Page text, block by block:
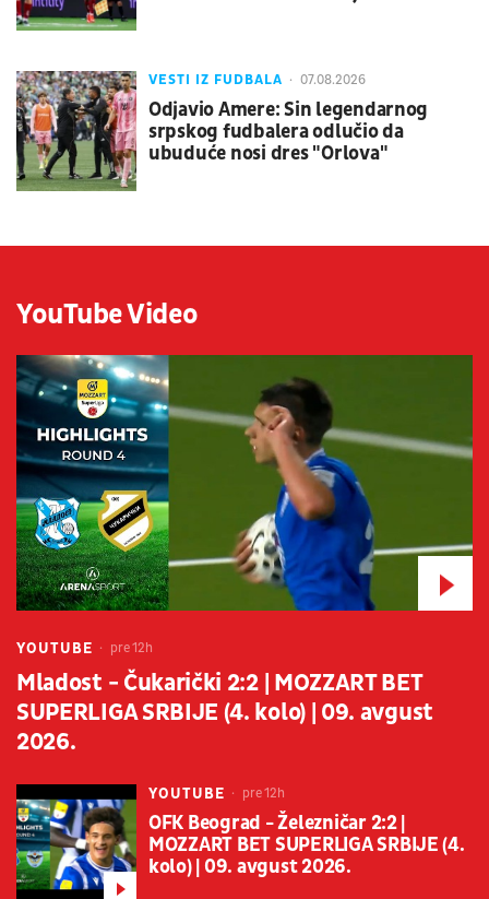
VESTI IZ FUDBALA 07.08.2026
Odjavio Amere: Sin legendarnog
srpskog fudbalera odlučio da
ubuduće nosi dres "Orlova"
YouTube Video
YOUTUBE pre 12h
Mladost - Čukarički 2:2 | MOZZART BET
SUPERLIGA SRBIJE (4. kolo) | 09. avgust
2026.
YOUTUBE pre 12h
OFK Beograd - Železničar 2:2 |
MOZZART BET SUPERLIGA SRBIJE (4.
kolo) | 09. avgust 2026.